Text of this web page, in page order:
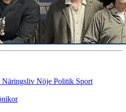
Näringsliv Nöje Politik Sport